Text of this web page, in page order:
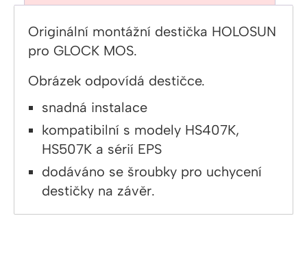
Originální montážní destička HOLOSUN
pro GLOCK MOS.
Obrázek odpovídá destičce.
snadná instalace
kompatibilní s modely HS407K,
HS507K a sérií EPS
dodáváno se šroubky pro uchycení
destičky na závěr.